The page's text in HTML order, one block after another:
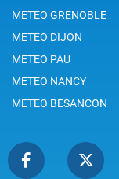
METEO GRENOBLE
METEO DIJON
METEO PAU
METEO NANCY
METEO BESANCON